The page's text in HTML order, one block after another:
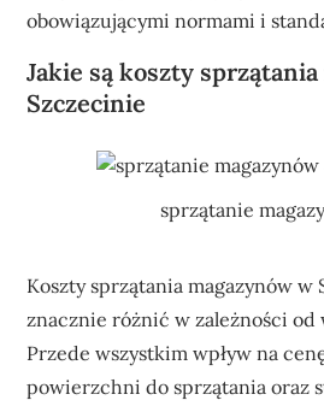
obowiązującymi normami i
Jakie są koszty
Szczecinie
sprzątanie
Koszty sprzątania magazynów w
znacznie różnić w zależności
Przede wszystkim wpływ na
powierzchni do sprzątania oraz